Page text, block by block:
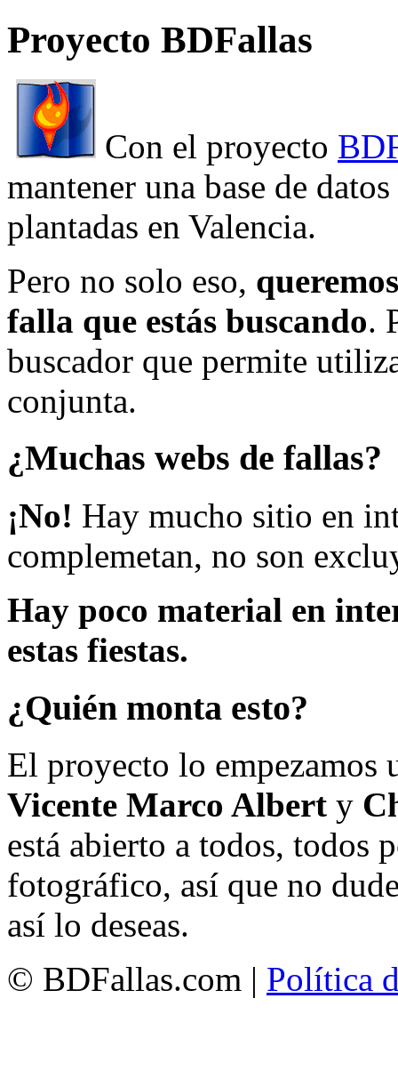
Proyecto BDFallas
Con el proyecto
mantener una base de
plantadas en Valencia.
Pero no solo eso,
falla que estás buscando.
buscador que permite
conjunta.
¿Muchas webs de fallas?
¡No! Hay mucho sitio en
complemetan, no son
Hay poco material en
estas fiestas.
¿Quién monta esto?
El proyecto lo empezamos
Vicente Marco Albert y
está abierto a todos, todos
fotográfico, así que no
así lo deseas.
© BDFallas.com | Política